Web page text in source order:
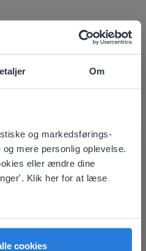
Om
og markedsførings-
mere personlig oplevelse.
eller ændre dine
Klik her for at læse
cookies
mere!
match
we think you might
website. There you'll
Dansk